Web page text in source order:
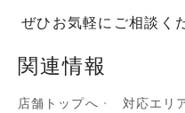
ぜひお気軽にご相談く
関連情報
店舗トップへ 対応エリ